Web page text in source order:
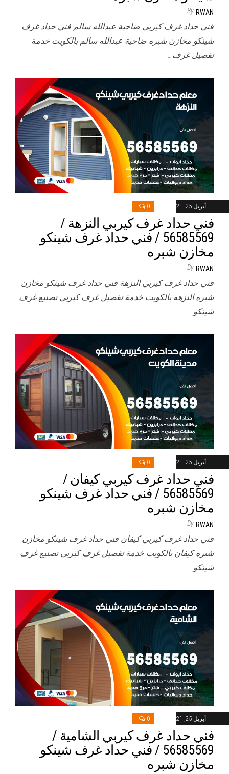
By RWAN
فني حداد غرف كيربي ضاحية عبدالله سالم فني حداد غرف
شينكو مخازن شبره ضاحية عبدالله سالم بالكويت خدمة
تفصيل غرف…
أبريل 25, 2021 0
فني حداد غرف كيربي النزهة /
56585569 / فني حداد غرف شينكو
مخازن شبره
By RWAN
فني حداد غرف كيربي النزهة فني حداد غرف شينكو مخازن
شبره النزهة بالكويت خدمة تفصيل غرف كيربي تصنيع غرف
شينكو…
أبريل 25, 2021 0
فني حداد غرف كيربي كيفان /
56585569 / فني حداد غرف شينكو
مخازن شبره
By RWAN
فني حداد غرف كيربي كيفان فني حداد غرف شينكو مخازن
شبره كيفان بالكويت خدمة تفصيل غرف كيربي تصنيع غرف
شينكو…
أبريل 25, 2021 0
فني حداد غرف كيربي الشامية /
56585569 / فني حداد غرف شينكو
مخازن شبره